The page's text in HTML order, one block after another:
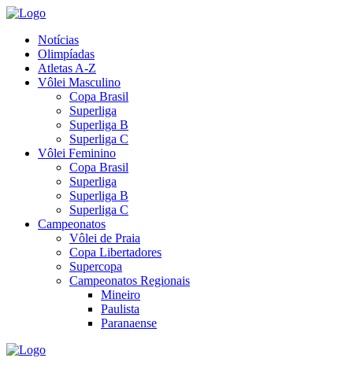
Notícias
Olimpíadas
Atletas A-Z
Vôlei Masculino
Copa Brasil
Superliga
Superliga B
Superliga C
Vôlei Feminino
Copa Brasil
Superliga
Superliga B
Superliga C
Campeonatos
Vôlei de Praia
Copa Libertadores
Supercopa
Campeonatos Regionais
Mineiro
Paulista
Paranaense